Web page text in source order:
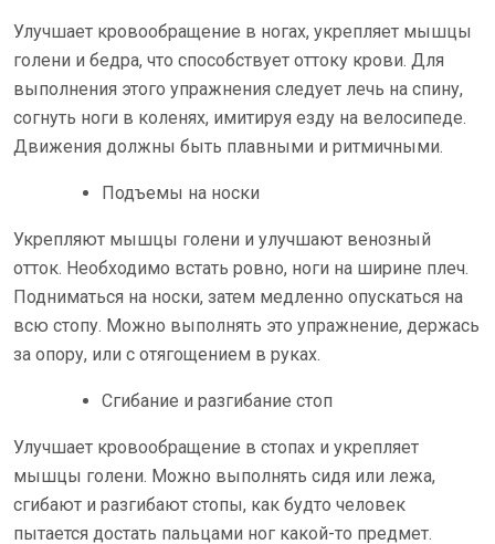
Улучшает кровообращение в ногах, укрепляет мышцы
голени и бедра, что способствует оттоку крови. Для
выполнения этого упражнения следует лечь на спину,
согнуть ноги в коленях, имитируя езду на велосипеде.
Движения должны быть плавными и ритмичными.
Подъемы на носки
Укрепляют мышцы голени и улучшают венозный
отток. Необходимо встать ровно, ноги на ширине плеч.
Подниматься на носки, затем медленно опускаться на
всю стопу. Можно выполнять это упражнение, держась
за опору, или с отягощением в руках.
Сгибание и разгибание стоп
Улучшает кровообращение в стопах и укрепляет
мышцы голени. Можно выполнять сидя или лежа,
сгибают и разгибают стопы, как будто человек
пытается достать пальцами ног какой-то предмет.